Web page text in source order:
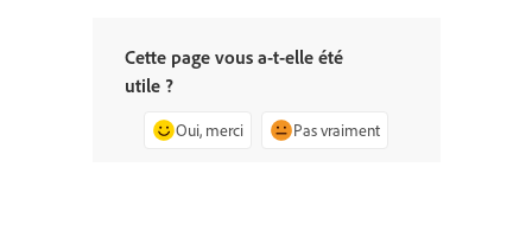
Cette page vous a-t-elle été
utile ?
Oui, merci Pas vraiment